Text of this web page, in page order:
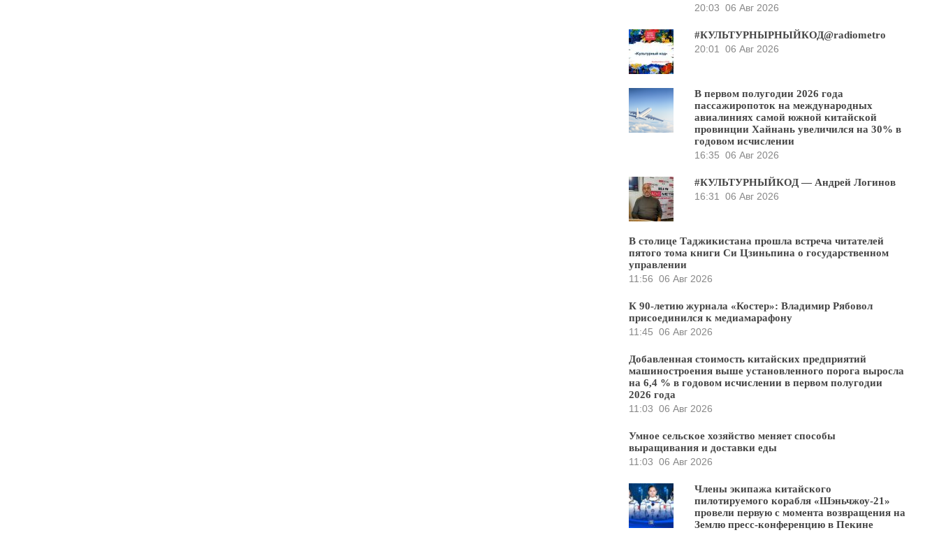
20:03 06 Авг 2026
#КУЛЬТУРНЫРНЫЙКОД@radiometro
20:01
06 Авг 2026
В первом полугодии 2026 года
пассажиропоток на международных
авиалиниях самой южной китайской
провинции Хайнань увеличился на 30% в
годовом исчислении
16:35 06 Авг 2026
#КУЛЬТУРНЫЙКОД — Андрей Логинов
16:31
06 Авг 2026
В столице Таджикистана прошла встреча читателей
пятого тома книги Си Цзиньпина о государственном
управлении
11:56 06 Авг 2026
К 90-летию журнала «Костер»: Владимир Рябовол
присоединился к медиамарафону
11:45 06 Авг 2026
Добавленная стоимость китайских предприятий
машиностроения выше установленного порога выросла
на 6,4 % в годовом исчислении в первом полугодии
2026 года
11:03 06 Авг 2026
Умное сельское хозяйство меняет способы
выращивания и доставки еды
11:03 06 Авг 2026
Члены экипажа китайского
пилотируемого корабля «Шэньчжоу-21»
провели первую с момента возвращения на
Землю пресс-конференцию в Пекине